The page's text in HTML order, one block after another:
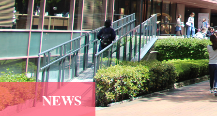
学びの特徴
武庫川女子大学のあゆみ
心理学科
社会福祉学科
健康・スポーツ科学科
スポーツマネジメント学科
生活環境学科
社会情報学科
食物栄養学科
薬学専攻
音楽専攻科
キャリアセンター
総合情報システム部（ICTヘルプデスク）
健康サポートセンター
学生相談センター
学生サポート室（障がい学生支援）
スポーツセンター
丹嶺学苑研修センター
男女共同参画推進課
センター
スポーツセンタ
CEA認定状について
武庫川女子大学リポジトリ
LibrariE
学習・研究支援
附属総合ミュージアム
利用案内
所蔵品検索
NEWS